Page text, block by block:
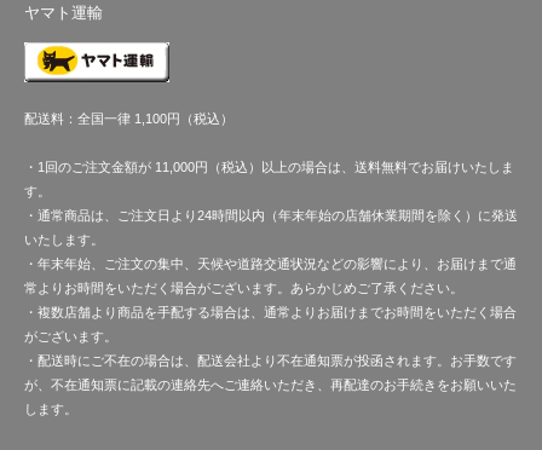
ヤマト運輸
配送料：全国一律 1,100円（税込）
・1回のご注文金額が 11,000円（税込）以上の場合は、送料無料でお届けいたしま
す。
・通常商品は、ご注文日より24時間以内（年末年始の店舗休業期間を除く）に発送
いたします。
・年末年始、ご注文の集中、天候や道路交通状況などの影響により、お届けまで通
常よりお時間をいただく場合がございます。あらかじめご了承ください。
・複数店舗より商品を手配する場合は、通常よりお届けまでお時間をいただく場合
がございます。
・配送時にご不在の場合は、配送会社より不在通知票が投函されます。お手数です
が、不在通知票に記載の連絡先へご連絡いただき、再配達のお手続きをお願いいた
します。